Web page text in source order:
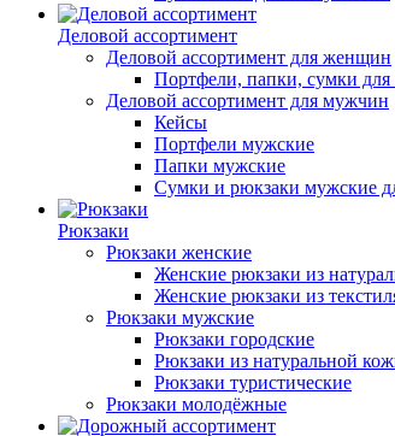
Деловой ассортимент
Деловой ассортимент для женщин
Портфели, папки, сумки для
Деловой ассортимент для мужчин
Кейсы
Портфели мужские
Папки мужские
Сумки и рюкзаки мужские
Рюкзаки
Рюкзаки женские
Женские рюкзаки из
Женские рюкзаки из
Рюкзаки мужские
Рюкзаки городские
Рюкзаки из натуральной
Рюкзаки туристические
Рюкзаки молодёжные